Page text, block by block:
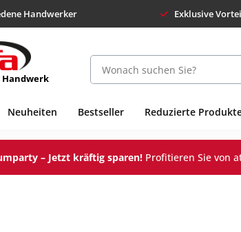
Handwerker Exklusive
Neuheiten Bestseller Reduzierte
– Jetzt kräftig sparen!Profitieren Sie von